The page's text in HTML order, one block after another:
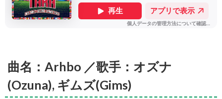
曲名：Arhbo ／歌手：オズナ
(Ozuna), ギムズ(Gims)